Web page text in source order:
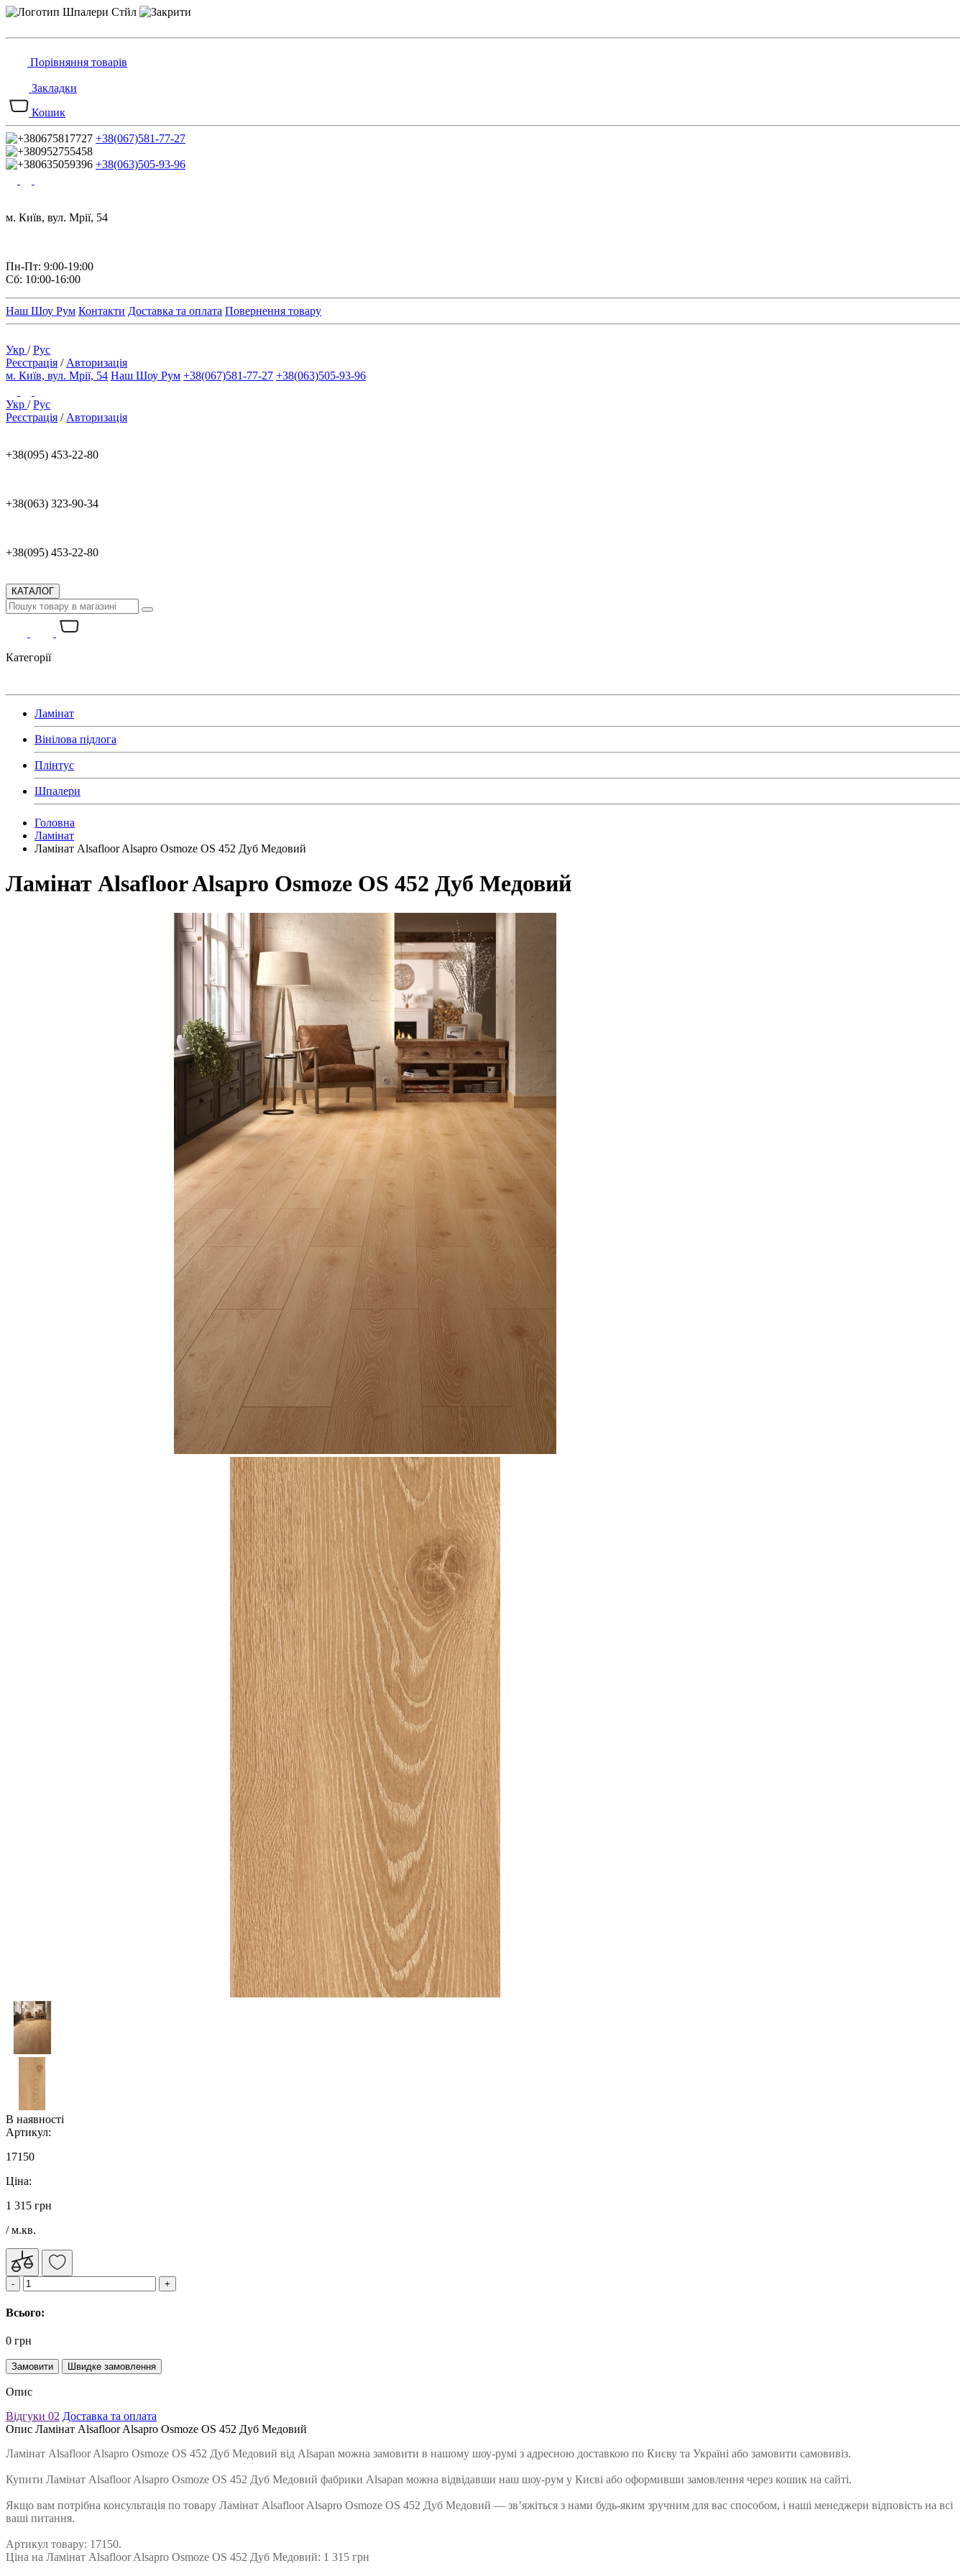
Порівняння товарів
Закладки
Кошик
+38(067)581-77-27
+38(063)505-93-96
м. Київ, вул. Мрії, 54
Пн-Пт: 9:00-19:00
Сб: 10:00-16:00
Наш Шоу Рум Контакти Доставка та оплата Повернення товару
Укр /Рус
Реєстрація / Авторизація
м. Київ, вул. Мрії, 54 Наш Шоу Рум +38(067)581-77-27 +38(063)505-93-96
Укр /Рус
Реєстрація / Авторизація
+38(095) 453-22-80
+38(063) 323-90-34
+38(095) 453-22-80
КАТАЛОГ
Категорії
Ламінат
Вінілова підлога
Плінтус
Шпалери
Головна
Ламінат
Ламінат Alsafloor Alsapro Osmoze OS 452 Дуб Медовий
Ламінат Alsafloor Alsapro Osmoze OS 452 Дуб Медовий
В наявності
Артикул:
17150
Ціна:
1 315 грн
/ м.кв.
Всього:
0 грн
Замовити Швидке замовлення
Опис
Відгуки 02 Доставка та оплата
Опис Ламінат Alsafloor Alsapro Osmoze OS 452 Дуб Медовий
Ламінат Alsafloor Alsapro Osmoze OS 452 Дуб Медовий від Alsapan можна замовити в нашому шоу-румі з адресною доставкою по Києву та Україні або замовити самовивіз.
Купити Ламінат Alsafloor Alsapro Osmoze OS 452 Дуб Медовий фабрики Alsapan можна відвідавши наш шоу-рум у Києві або оформивши замовлення через кошик на сайті.
Якщо вам потрібна консультація по товару Ламінат Alsafloor Alsapro Osmoze OS 452 Дуб Медовий — зв’яжіться з нами будь-яким зручним для вас способом, і наші менеджери відповість на всі
ваші питання.
Артикул товару: 17150.
Ціна на Ламінат Alsafloor Alsapro Osmoze OS 452 Дуб Медовий: 1 315 грн